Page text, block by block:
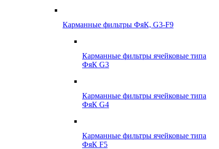
Карманные фильтры ФяК, G3-F9
Карманные фильтры ячейковые типа
ФяК G3
Карманные фильтры ячейковые типа
ФяК G4
Карманные фильтры ячейковые типа
ФяК F5